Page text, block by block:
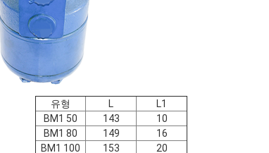
유형 L
L1
BM1 50
143
10
BM1 80
149
16
BM1 100
153
20